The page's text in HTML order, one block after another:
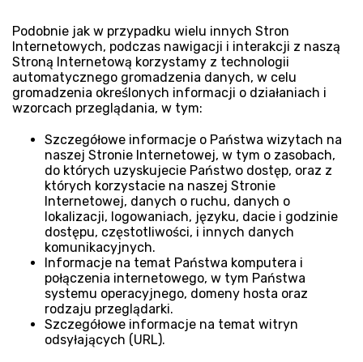
Podobnie jak w przypadku wielu innych Stron
Internetowych, podczas nawigacji i interakcji z naszą
Stroną Internetową korzystamy z technologii
automatycznego gromadzenia danych, w celu
gromadzenia określonych informacji o działaniach i
wzorcach przeglądania, w tym:
Szczegółowe informacje o Państwa wizytach na
naszej Stronie Internetowej, w tym o zasobach,
do których uzyskujecie Państwo dostęp, oraz z
których korzystacie na naszej Stronie
Internetowej, danych o ruchu, danych o
lokalizacji, logowaniach, języku, dacie i godzinie
dostępu, częstotliwości, i innych danych
komunikacyjnych.
Informacje na temat Państwa komputera i
połączenia internetowego, w tym Państwa
systemu operacyjnego, domeny hosta oraz
rodzaju przeglądarki.
Szczegółowe informacje na temat witryn
odsyłających (URL).